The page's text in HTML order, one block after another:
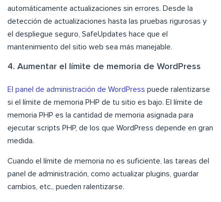
automáticamente actualizaciones sin errores. Desde la
detección de actualizaciones hasta las pruebas rigurosas y
el despliegue seguro, SafeUpdates hace que el
mantenimiento del sitio web sea más manejable.
4. Aumentar el límite de memoria de WordPress
El panel de administración de WordPress puede ralentizarse
si el límite de memoria PHP de tu sitio es bajo. El límite de
memoria PHP es la cantidad de memoria asignada para
ejecutar scripts PHP, de los que WordPress depende en gran
medida.
Cuando el límite de memoria no es suficiente, las tareas del
panel de administración, como actualizar plugins, guardar
cambios, etc., pueden ralentizarse.